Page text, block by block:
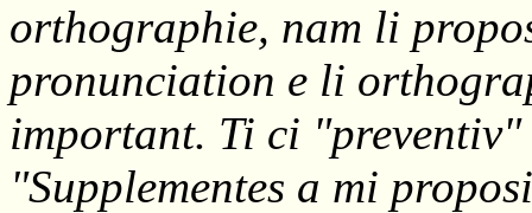
orthographie, nam li
pronunciation e li
important. Ti ci
"Supplementes a mi